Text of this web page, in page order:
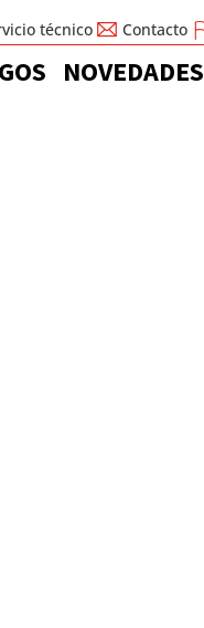
técnico Contacto
NOVEDADES